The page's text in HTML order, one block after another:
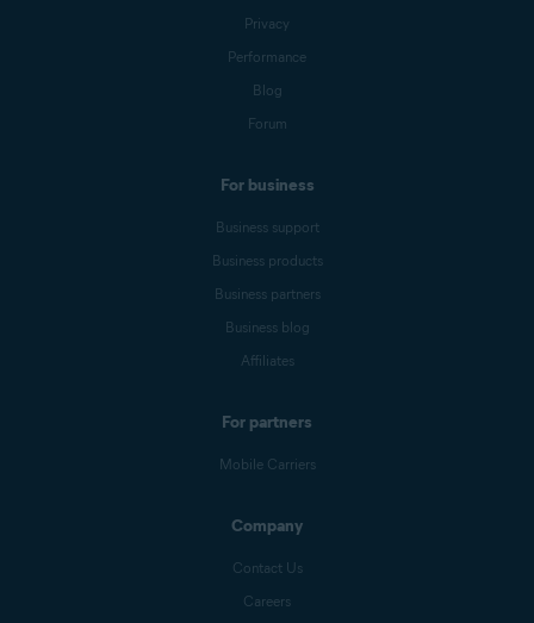
Privacy
Performance
Blog
Forum
For business
Business support
Business products
Business partners
Business blog
Affiliates
For partners
Mobile Carriers
Company
Contact Us
Careers